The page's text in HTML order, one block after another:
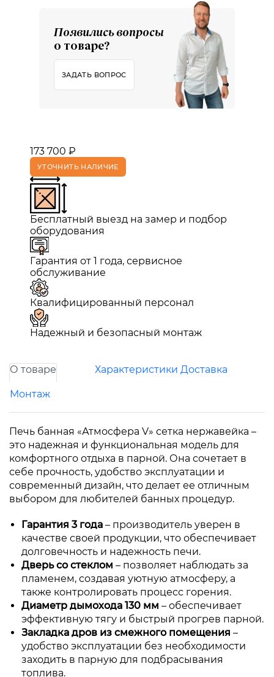
Появились вопросы
о товаре?
ЗАДАТЬ ВОПРОС
173 700 ₽
УТОЧНИТЬ НАЛИЧИЕ
Бесплатный выезд на замер и подбор
оборудования
Гарантия от 1 года, сервисное
обслуживание
Квалифицированный персонал
Надежный и безопасный монтаж
О товаре Характеристики Доставка
Монтаж
Печь банная «Атмосфера V» сетка нержавейка –
это надежная и функциональная модель для
комфортного отдыха в парной. Она сочетает в
себе прочность, удобство эксплуатации и
современный дизайн, что делает ее отличным
выбором для любителей банных процедур.
Гарантия 3 года – производитель уверен в
качестве своей продукции, что обеспечивает
долговечность и надежность печи.
Дверь со стеклом – позволяет наблюдать за
пламенем, создавая уютную атмосферу, а
также контролировать процесс горения.
Диаметр дымохода 130 мм – обеспечивает
эффективную тягу и быстрый прогрев парной.
Закладка дров из смежного помещения –
удобство эксплуатации без необходимости
заходить в парную для подбрасывания
топлива.